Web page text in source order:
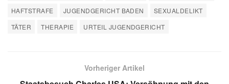
HAFTSTRAFE
JUGENDGERICHT BADEN
SEXUALDELIKT
TÄTER
THERAPIE URTEIL JUGENDGERICHT
Vorheriger Artikel